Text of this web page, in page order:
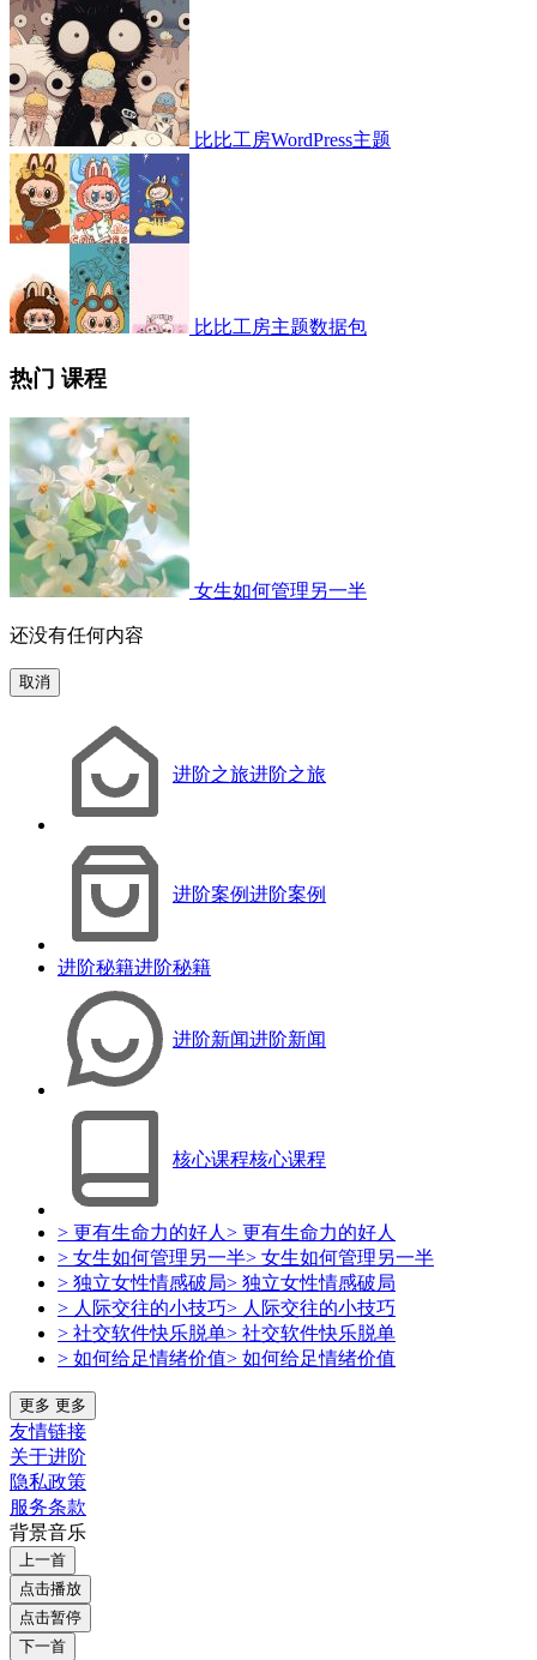
比比工房WordPress主题
比比工房主题数据包
热门 课程
女生如何管理另一半
还没有任何内容
取消
进阶之旅进阶之旅
进阶案例进阶案例
进阶秘籍进阶秘籍
进阶新闻进阶新闻
核心课程核心课程
> 更有生命力的好人 > 更有生命力的好人
> 女生如何管理另一半> 女生如何管理另一半
> 独立女性情感破局> 独立女性情感破局
> 人际交往的小技巧> 人际交往的小技巧
> 社交软件快乐脱单> 社交软件快乐脱单
> 如何给足情绪价值> 如何给足情绪价值
更多 更多
友情链接
关于进阶
隐私政策
服务条款
背景音乐
上一首
点击播放
点击暂停
下一首